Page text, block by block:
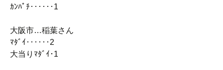
ｶﾝﾊﾟﾁ‥‥‥1
大阪市…稲葉さん
ﾏﾀﾞｲ‥‥‥2
大当りﾏﾀﾞｲ･1